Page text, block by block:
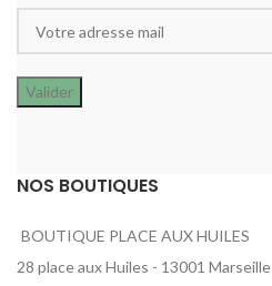
NOS BOUTIQUES
BOUTIQUE PLACE AUX HUILES
28 place aux Huiles - 13001 Marseille